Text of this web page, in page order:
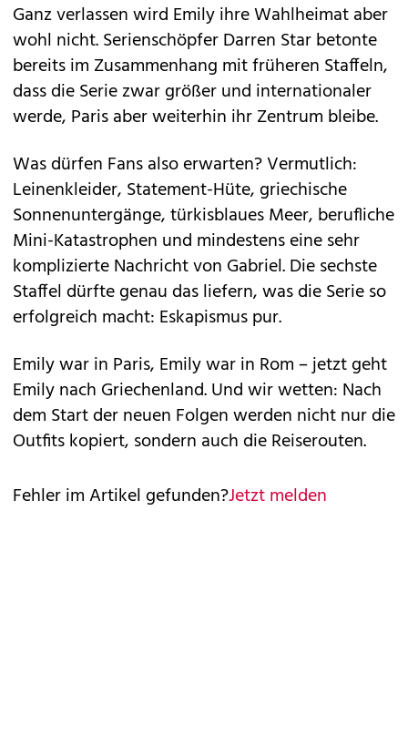
Ganz verlassen wird Emily ihre Wahlheimat aber
wohl nicht. Serienschöpfer Darren Star betonte
bereits im Zusammenhang mit früheren Staffeln,
dass die Serie zwar größer und internationaler
werde, Paris aber weiterhin ihr Zentrum bleibe.
Was dürfen Fans also erwarten? Vermutlich:
Leinenkleider, Statement-Hüte, griechische
Sonnenuntergänge, türkisblaues Meer, berufliche
Mini-Katastrophen und mindestens eine sehr
komplizierte Nachricht von Gabriel. Die sechste
Staffel dürfte genau das liefern, was die Serie so
erfolgreich macht: Eskapismus pur.
Emily war in Paris, Emily war in Rom – jetzt geht
Emily nach Griechenland. Und wir wetten: Nach
dem Start der neuen Folgen werden nicht nur die
Outfits kopiert, sondern auch die Reiserouten.
Fehler im Artikel gefunden?Jetzt melden